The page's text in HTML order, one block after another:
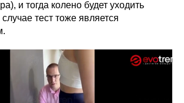
и тогда колено будет уходить
тест тоже является